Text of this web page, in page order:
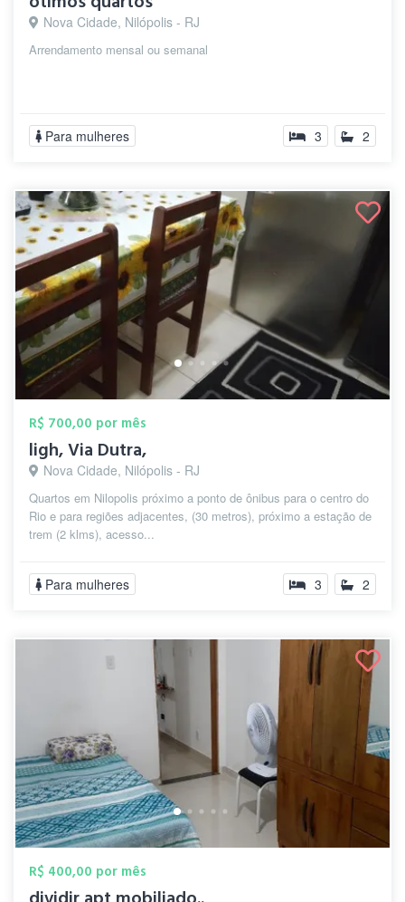
Nova Cidade, Nilópolis - RJ
Arrendamento mensal ou semanal
Para mulheres 3 2
R$ 700,00 por mês
ligh, Via Dutra,
Nova Cidade, Nilópolis - RJ
Quartos em Nilopolis próximo a ponto de ônibus para o centro do
Rio e para regiões adjacentes, (30 metros), próximo a estação de
trem (2 klms), acesso...
Para mulheres 3 2
R$ 400,00 por mês